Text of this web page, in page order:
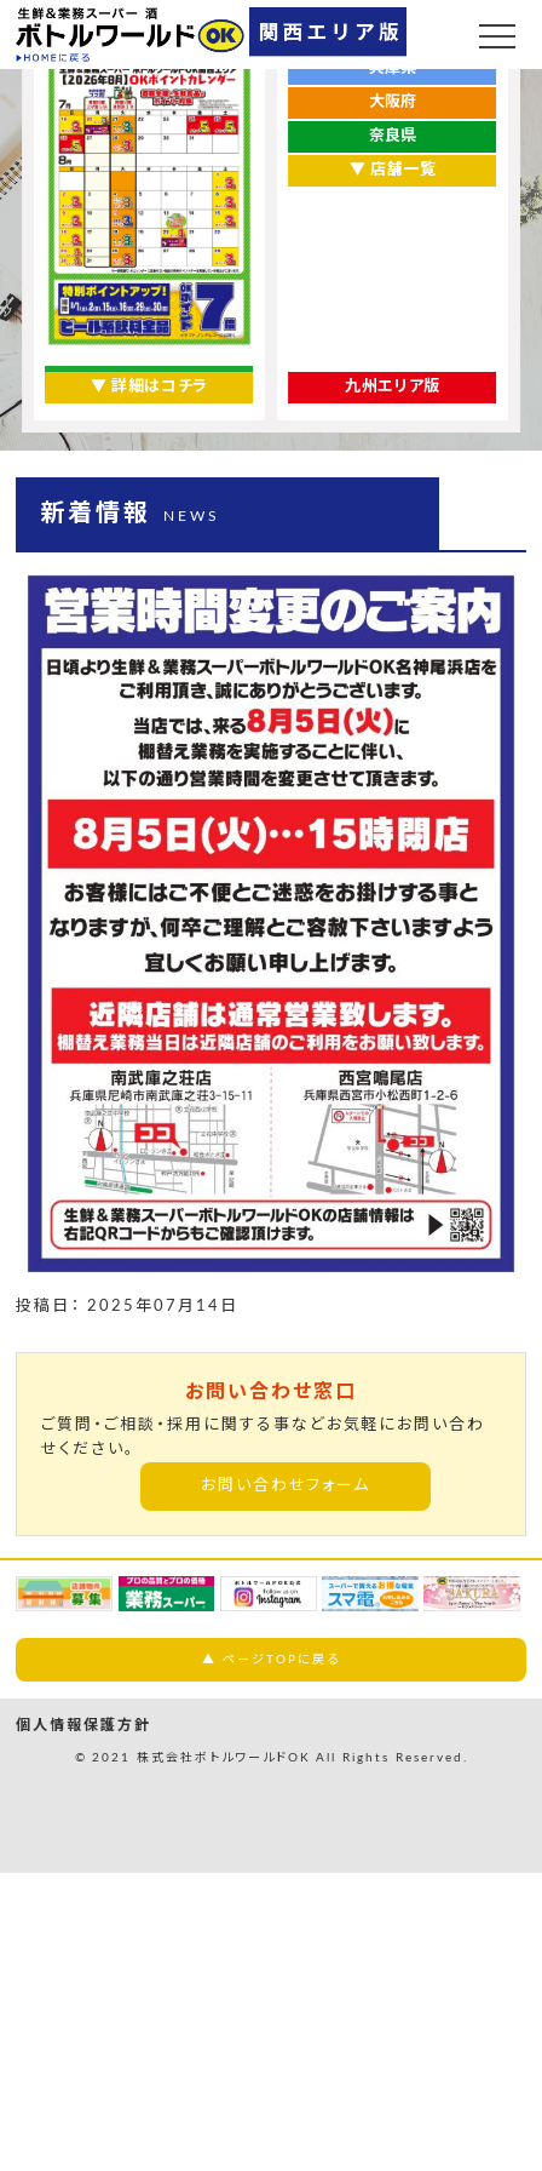
ポイントカレンダー
▼ 詳細はコチラ
お店をエリアから探す
兵庫県
大阪府
奈良県
▼ 店舗一覧
九州エリア版
新着情報 NEWS
投稿日： 2025年07月14日
お問い合わせ窓口
ご質問・ご相談・採用に関する事などお気軽にお問い合わ
せください。
お問い合わせフォーム
▲ ページTOPに戻る
個人情報保護方針
© 2021 株式会社ボトルワールドOK All Rights Reserved.